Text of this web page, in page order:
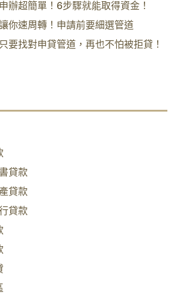
辦超簡單！6步驟就能取得資金！
你速周轉！申請前要細選管道
要找對申貸管道，再也不怕被拒貸！
貸款
貸款
貸款